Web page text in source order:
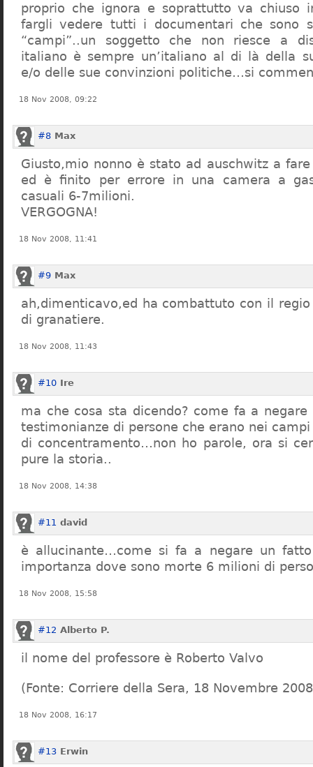
proprio che ignora e soprattutto va chiuso
fargli vedere tutti i documentari che sono
“campi”..un soggetto che non riesce a
italiano è sempre un’italiano al di là della
e/o delle sue convinzioni politiche…si
18 Nov 2008, 09:22
#8 Max
Giusto,mio nonno è stato ad auschwitz a
ed è finito per errore in una camera a
casuali 6-7milioni.
VERGOGNA!
18 Nov 2008, 11:41
#9 Max
ah,dimenticavo,ed ha combattuto con il
di granatiere.
18 Nov 2008, 11:43
#10 Ire
ma che cosa sta dicendo? come fa a
testimonianze di persone che erano nei campi
di concentramento…non ho parole, ora si
pure la storia..
18 Nov 2008, 14:38
#11 david
è allucinante…come si fa a negare un
importanza dove sono morte 6 milioni di
18 Nov 2008, 15:58
#12 Alberto P.
il nome del professore è Roberto Valvo
(Fonte: Corriere della Sera, 18 Novembre
18 Nov 2008, 16:17
#13 Erwin